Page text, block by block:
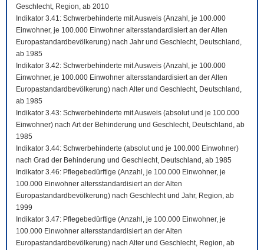
Geschlecht, Region, ab 2010
Indikator 3.41: Schwerbehinderte mit Ausweis (Anzahl, je 100.000
Einwohner, je 100.000 Einwohner altersstandardisiert an der Alten
Europastandardbevölkerung) nach Jahr und Geschlecht, Deutschland,
ab 1985
Indikator 3.42: Schwerbehinderte mit Ausweis (Anzahl, je 100.000
Einwohner, je 100.000 Einwohner altersstandardisiert an der Alten
Europastandardbevölkerung) nach Alter und Geschlecht, Deutschland,
ab 1985
Indikator 3.43: Schwerbehinderte mit Ausweis (absolut und je 100.000
Einwohner) nach Art der Behinderung und Geschlecht, Deutschland, ab
1985
Indikator 3.44: Schwerbehinderte (absolut und je 100.000 Einwohner)
nach Grad der Behinderung und Geschlecht, Deutschland, ab 1985
Indikator 3.46: Pflegebedürftige (Anzahl, je 100.000 Einwohner, je
100.000 Einwohner altersstandardisiert an der Alten
Europastandardbevölkerung) nach Geschlecht und Jahr, Region, ab
1999
Indikator 3.47: Pflegebedürftige (Anzahl, je 100.000 Einwohner, je
100.000 Einwohner altersstandardisiert an der Alten
Europastandardbevölkerung) nach Alter und Geschlecht, Region, ab